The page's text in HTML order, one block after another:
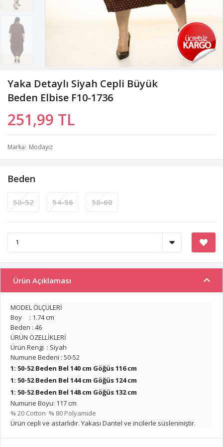
Yaka Detaylı Siyah Cepli Büyük
Beden Elbise F10-1736
251,99 TL
Marka Modayız
Beden
50-52 54-56 58-60
Ürün Açıklaması
MODEL ÖLÇÜLERİ
Boy : 1.74 cm
Beden : 46
ÜRÜN ÖZELLİKLERİ
Ürün Rengi : Siyah
Numune Bedeni : 50-52
1: 50-52 Beden Bel 140 cm Göğüs 116 cm
1: 50-52 Beden Bel 144 cm Göğüs 124 cm
1: 50-52 Beden Bel 148 cm Göğüs 132 cm
Numune Boyu: 117 cm
% 20 Cotton % 80 Polyamide
Ürün cepli ve astarlıdır. Yakası Dantel ve incilerle süslenmiştir.